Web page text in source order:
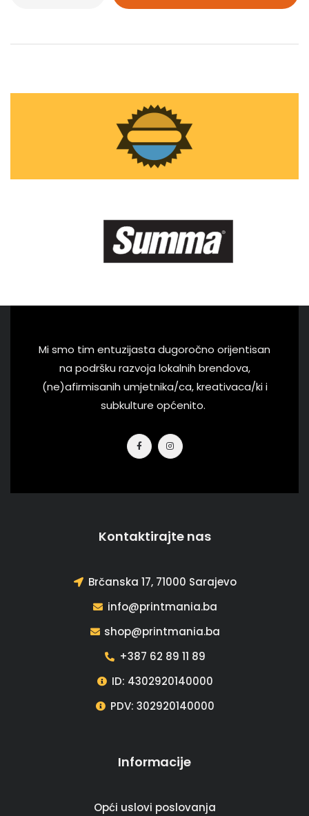
Mi smo tim entuzijasta dugoročno orijentisan
na podršku razvoja lokalnih brendova,
(ne)afirmisanih umjetnika/ca, kreativaca/ki i
subkulture općenito.
Kontaktirajte nas
Brčanska 17, 71000 Sarajevo
info@printmania.ba
shop@printmania.ba
+387 62 89 11 89
ID: 4302920140000
PDV: 302920140000
Informacije
Opći uslovi poslovanja